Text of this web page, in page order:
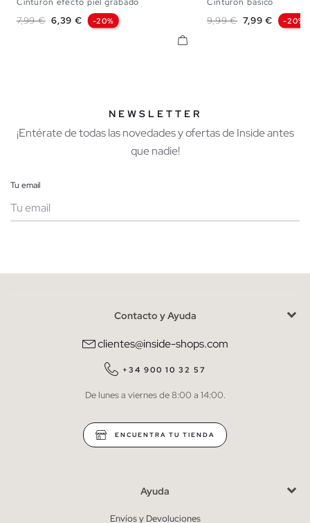
M
Precio base
7,99 € Precio
6,39 € -20% Precio base
9,99 € Precio
7,99 € -20%
NEWSLETTER
¡Entérate de todas las novedades y ofertas de Inside antes
que nadie!
Tu email
He leído y entiendo lapolítica de privacidad
QUIERO SUSCRIBIRME
* Puedes cancelar la suscripción en cualquier momento.
Contacto y Ayuda
clientes@inside-shops.com
+34 900 10 32 57
De lunes a viernes de 8:00 a 14:00.
ENCUENTRA TU TIENDA
Ayuda
Envíos y Devoluciones